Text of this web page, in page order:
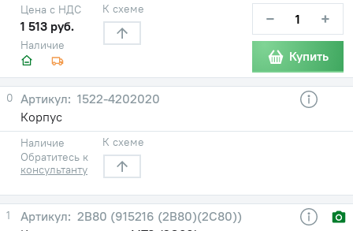
Наличие
Цена с НДС
1 513 руб.
К схеме − +
Купить
0
1522-4202020
Корпус
Наличие
Обратитесь к
консультанту
К схеме
1
2В80 (915216 (2В80)(2С80))